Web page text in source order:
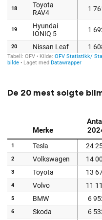
De 20 mest solgte